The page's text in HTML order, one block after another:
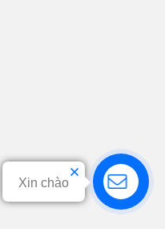
Xin chào